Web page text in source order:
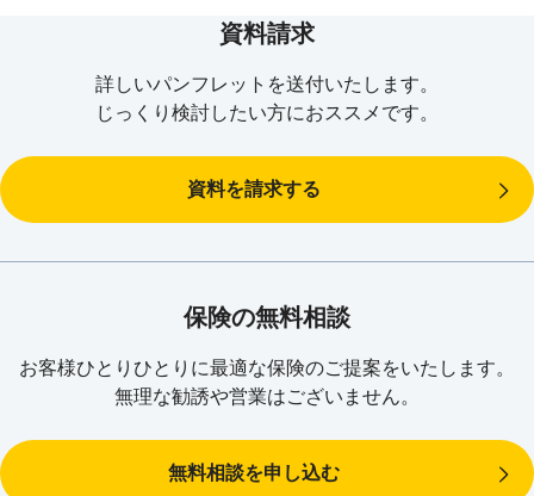
あんしん生命では、短期入院時代の退院後の暮らし、働けないと
きの不安、介護や老後への備えをサポートするため「生存保障革
資料請求
詳しいパンフレットを送付いたします。
じっくり検討したい方におススメです。
資料を請求する
保険の無料相談
お客様ひとりひとりに最適な保険のご提案をいたします。
無理な勧誘や営業はございません。
無料相談を申し込む